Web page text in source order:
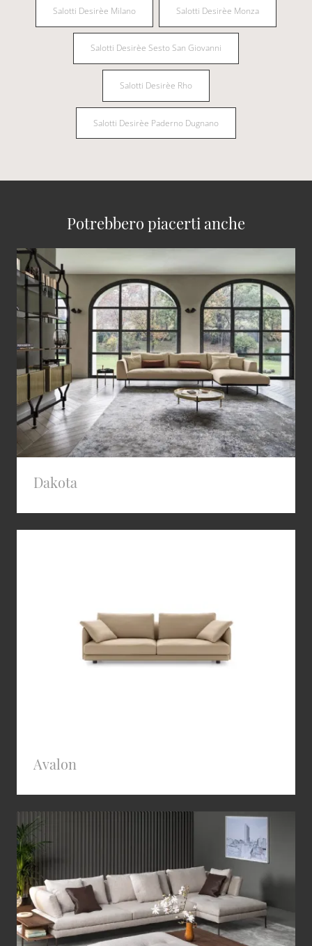
Salotti Desirèe Milano Salotti Desirèe Monza
Salotti Desirèe Sesto San Giovanni
Salotti Desirèe Rho
Salotti Desirèe Paderno Dugnano
Potrebbero piacerti anche
Dakota
Avalon